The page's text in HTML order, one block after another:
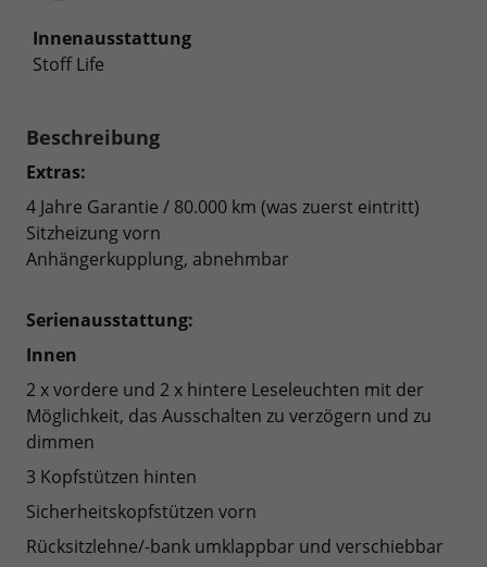
Innenausstattung
Stoff Life
Beschreibung
Extras:
4 Jahre Garantie / 80.000 km (was zuerst eintritt)
Sitzheizung vorn
Anhängerkupplung, abnehmbar
Serienausstattung:
Innen
2 x vordere und 2 x hintere Leseleuchten mit der
Möglichkeit, das Ausschalten zu verzögern und zu
dimmen
3 Kopfstützen hinten
Sicherheitskopfstützen vorn
Rücksitzlehne/-bank umklappbar und verschiebbar